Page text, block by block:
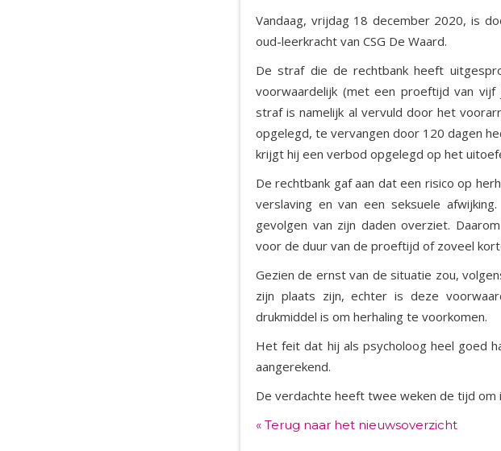
Vandaag, vrijdag 18 december 2020, is
oud-leerkracht van CSG De Waard.
De straf die de rechtbank heeft
voorwaardelijk (met een proeftijd van vijf
straf is namelijk al vervuld door het
opgelegd, te vervangen door 120 dagen
krijgt hij een verbod opgelegd op het
De rechtbank gaf aan dat een risico op
verslaving en van een seksuele
gevolgen van zijn daden overziet.
voor de duur van de proeftijd of zoveel
Gezien de ernst van de situatie zou,
zijn plaats zijn, echter is deze
drukmiddel is om herhaling te voorkomen.
Het feit dat hij als psycholoog heel goed
aangerekend.
De verdachte heeft twee weken de tijd om
« Terug naar het nieuwsoverzicht